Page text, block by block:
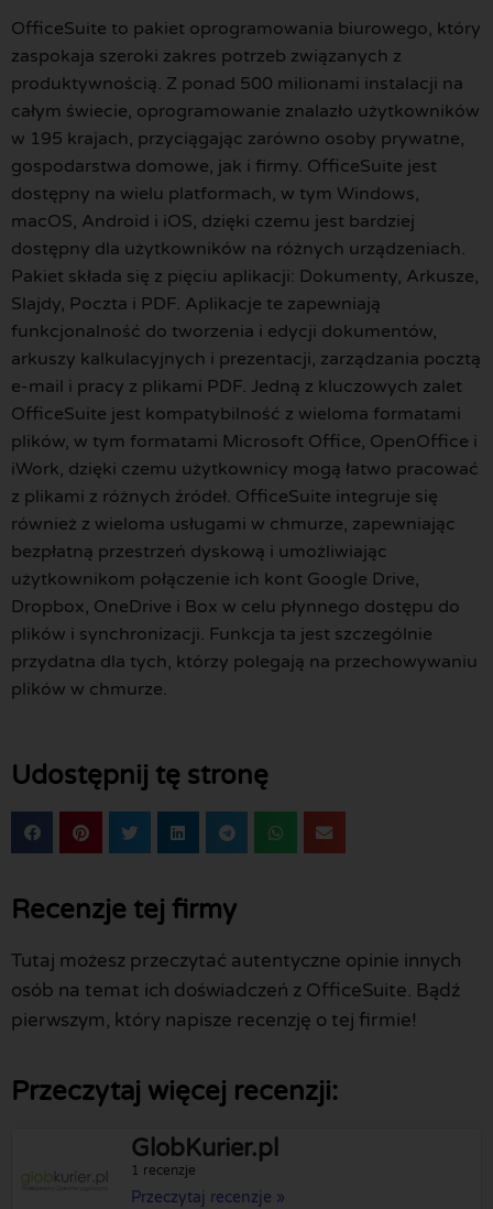
OfficeSuite to pakiet oprogramowania biurowego, który
zaspokaja szeroki zakres potrzeb związanych z
produktywnością. Z ponad 500 milionami instalacji na
całym świecie, oprogramowanie znalazło użytkowników
w 195 krajach, przyciągając zarówno osoby prywatne,
gospodarstwa domowe, jak i firmy. OfficeSuite jest
dostępny na wielu platformach, w tym Windows,
macOS, Android i iOS, dzięki czemu jest bardziej
dostępny dla użytkowników na różnych urządzeniach.
Pakiet składa się z pięciu aplikacji: Dokumenty, Arkusze,
Slajdy, Poczta i PDF. Aplikacje te zapewniają
funkcjonalność do tworzenia i edycji dokumentów,
arkuszy kalkulacyjnych i prezentacji, zarządzania pocztą
e-mail i pracy z plikami PDF. Jedną z kluczowych zalet
OfficeSuite jest kompatybilność z wieloma formatami
plików, w tym formatami Microsoft Office, OpenOffice i
iWork, dzięki czemu użytkownicy mogą łatwo pracować
z plikami z różnych źródeł. OfficeSuite integruje się
również z wieloma usługami w chmurze, zapewniając
bezpłatną przestrzeń dyskową i umożliwiając
użytkownikom połączenie ich kont Google Drive,
Dropbox, OneDrive i Box w celu płynnego dostępu do
plików i synchronizacji. Funkcja ta jest szczególnie
przydatna dla tych, którzy polegają na przechowywaniu
plików w chmurze.
Udostępnij tę stronę
Recenzje tej firmy
Tutaj możesz przeczytać autentyczne opinie innych
osób na temat ich doświadczeń z OfficeSuite. Bądź
pierwszym, który napisze recenzję o tej firmie!
Przeczytaj więcej recenzji:
GlobKurier.pl
1 recenzje
Przeczytaj recenzje »